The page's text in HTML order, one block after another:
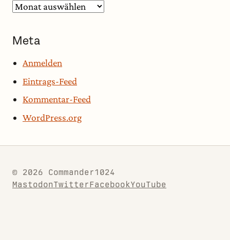
Archiv
Meta
Anmelden
Eintrags-Feed
Kommentar-Feed
WordPress.org
© 2026 Commander1024
MastodonTwitterFacebookYouTube